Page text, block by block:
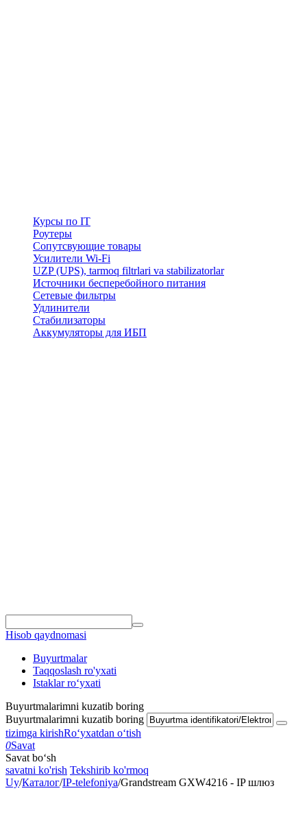
Курсы по IT
Роутеры
Сопутсвующие товары
Усилители Wi-Fi
UZP (UPS), tarmoq filtrlari va stabilizatorlar
Источники бесперебойного питания
Сетевые фильтры
Удлинители
Стабилизаторы
Аккумуляторы для ИБП
Hisob qaydnomasi
Buyurtmalar
Taqqoslash ro'yxati
Istaklar roʻyxati
Buyurtmalarimni kuzatib boring
Buyurtmalarimni kuzatib boring
tizimga kirishRoʻyxatdan oʻtish
0Savat
Savat bo‘sh
savatni ko'rish Tekshirib ko'rmoq
Uy/Каталог/IP-telefoniya/Grandstream GXW4216 - IP шлюз